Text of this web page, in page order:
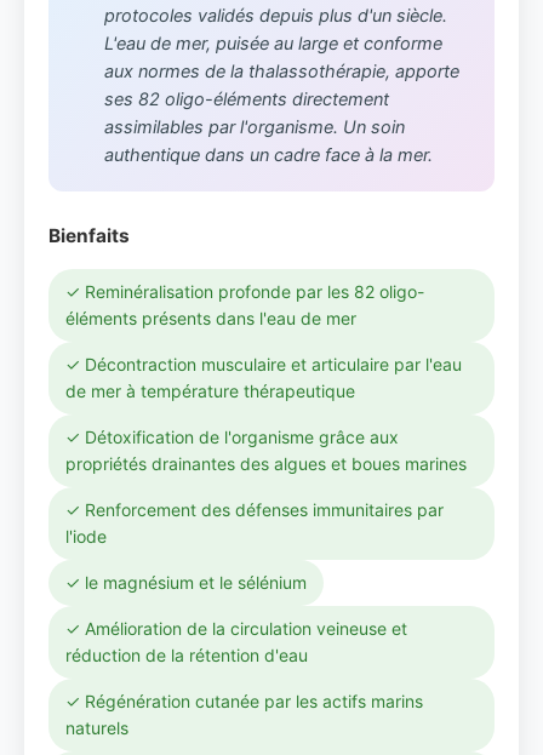
protocoles validés depuis plus d'un siècle.
L'eau de mer, puisée au large et conforme
aux normes de la thalassothérapie, apporte
ses 82 oligo-éléments directement
assimilables par l'organisme. Un soin
authentique dans un cadre face à la mer.
Bienfaits
✓ Reminéralisation profonde par les 82 oligo-
éléments présents dans l'eau de mer
✓ Décontraction musculaire et articulaire par l'eau
de mer à température thérapeutique
✓ Détoxification de l'organisme grâce aux
propriétés drainantes des algues et boues marines
✓ Renforcement des défenses immunitaires par
l'iode
✓ le magnésium et le sélénium
✓ Amélioration de la circulation veineuse et
réduction de la rétention d'eau
✓ Régénération cutanée par les actifs marins
naturels